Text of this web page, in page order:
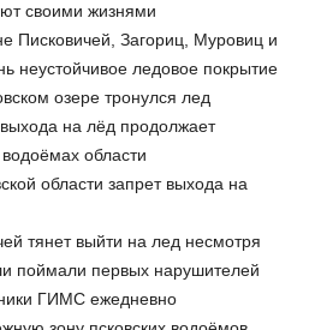
своими жизнями
Писковичей, Загориц, Муровиц и
неустойчивое ледовое покрытие
озере тронулся лед
на лёд продолжает
области
области запрет выхода на
тянет выйти на лед несмотря
поймали первых нарушителей
ГИМС ежедневно